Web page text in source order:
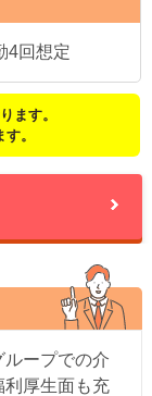
4回想定
ます。
。
ープでの介
利厚生面も充